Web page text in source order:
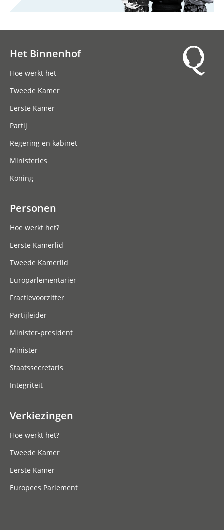
Het Binnenhof
Hoe werkt het
Tweede Kamer
Eerste Kamer
Partij
Regering en kabinet
Ministeries
Koning
Personen
Hoe werkt het?
Eerste Kamerlid
Tweede Kamerlid
Europarlementariër
Fractievoorzitter
Partijleider
Minister-president
Minister
Staatssecretaris
Integriteit
Verkiezingen
Hoe werkt het?
Tweede Kamer
Eerste Kamer
Europees Parlement